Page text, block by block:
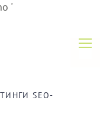
'
SEО-